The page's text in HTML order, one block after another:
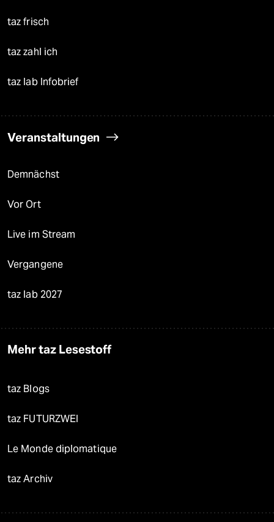
taz frisch
taz zahl ich
taz lab Infobrief
Veranstaltungen
Demnächst
Vor Ort
Live im Stream
Vergangene
taz lab 2027
Mehr taz Lesestoff
taz Blogs
taz FUTURZWEI
Le Monde diplomatique
taz Archiv